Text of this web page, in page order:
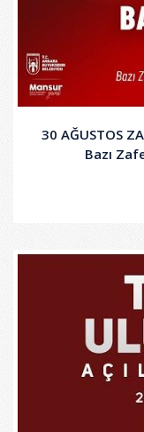
30 AĞUSTOS
Bazı